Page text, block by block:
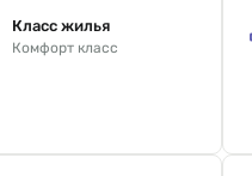
Класс жилья
Комфорт класс